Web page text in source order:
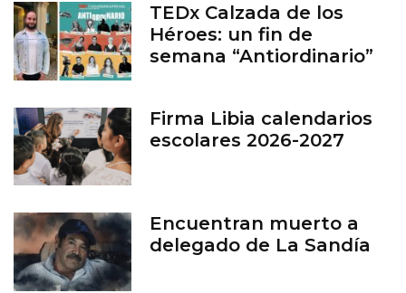
TEDx Calzada de los
Héroes: un fin de
semana “Antiordinario”
Firma Libia calendarios
escolares 2026-2027
Encuentran muerto a
delegado de La Sandía